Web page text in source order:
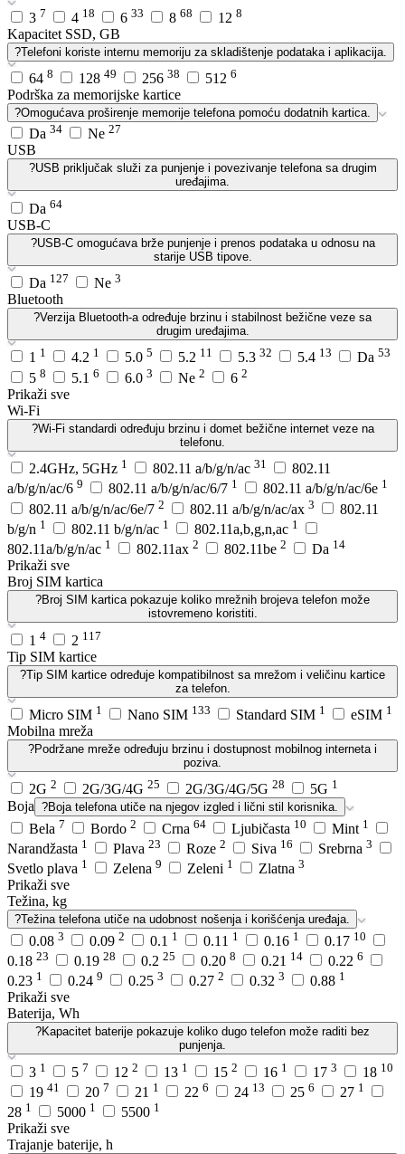
3 7 4 18 6 33 8 68 12 8
Kapacitet SSD, GB
?Telefoni koriste internu memoriju za skladištenje podataka i aplikacija.
64 8 128 49 256 38 512 6
Podrška za memorijske kartice
?Omogućava proširenje memorije telefona pomoću dodatnih kartica.
Da 34 Ne 27
USB
?USB priključak služi za punjenje i povezivanje telefona sa drugim
uređajima.
Da 64
USB-C
?USB-C omogućava brže punjenje i prenos podataka u odnosu na
starije USB tipove.
Da 127 Ne 3
Bluetooth
?Verzija Bluetooth-a određuje brzinu i stabilnost bežične veze sa
drugim uređajima.
1 1 4.2 1 5.0 5 5.2 11 5.3 32 5.4 13 Da 53
5 8 5.1 6 6.0 3 Ne 2 6 2
Prikaži sve
Wi-Fi
?Wi-Fi standardi određuju brzinu i domet bežične internet veze na
telefonu.
2.4GHz, 5GHz 1 802.11 a/b/g/n/ac 31
802.11
a/b/g/n/ac/6 9 802.11 a/b/g/n/ac/6/7 1 802.11 a/b/g/n/ac/6e 1
802.11 a/b/g/n/ac/6e/7 2 802.11 a/b/g/n/ac/ax 3
802.11
b/g/n 1 802.11 b/g/n/ac 1 802.11a,b,g,n,ac 1
802.11a/b/g/n/ac 1 802.11ax 2 802.11be 2 Da 14
Prikaži sve
Broj SIM kartica
?Broj SIM kartica pokazuje koliko mrežnih brojeva telefon može
istovremeno koristiti.
1 4 2 117
Tip SIM kartice
?Tip SIM kartice određuje kompatibilnost sa mrežom i veličinu kartice
za telefon.
Micro SIM 1 Nano SIM 133 Standard SIM 1 eSIM 1
Mobilna mreža
?Podržane mreže određuju brzinu i dostupnost mobilnog interneta i
poziva.
2G 2 2G/3G/4G 25 2G/3G/4G/5G 28 5G 1
Boja ?Boja telefona utiče na njegov izgled i lični stil korisnika.
Bela 7 Bordo 2 Crna 64 Ljubičasta 10 Mint 1
Narandžasta 1 Plava 23 Roze 2 Siva 16 Srebrna 3
Svetlo plava 1 Zelena 9 Zeleni 1 Zlatna 3
Prikaži sve
Težina, kg
?Težina telefona utiče na udobnost nošenja i korišćenja uređaja.
0.08 3 0.09 2 0.1 1 0.11 1 0.16 1 0.17 10
0.18 23 0.19 28 0.2 25 0.20 8 0.21 14 0.22 6
0.23 1 0.24 9 0.25 3 0.27 2 0.32 3 0.88 1
Prikaži sve
Baterija, Wh
?Kapacitet baterije pokazuje koliko dugo telefon može raditi bez
punjenja.
3 1 5 7 12 2 13 1 15 2 16 1 17 3 18 10
19 41 20 7 21 1 22 6 24 13 25 6 27 1
28 1 5000 1 5500 1
Prikaži sve
Trajanje baterije, h